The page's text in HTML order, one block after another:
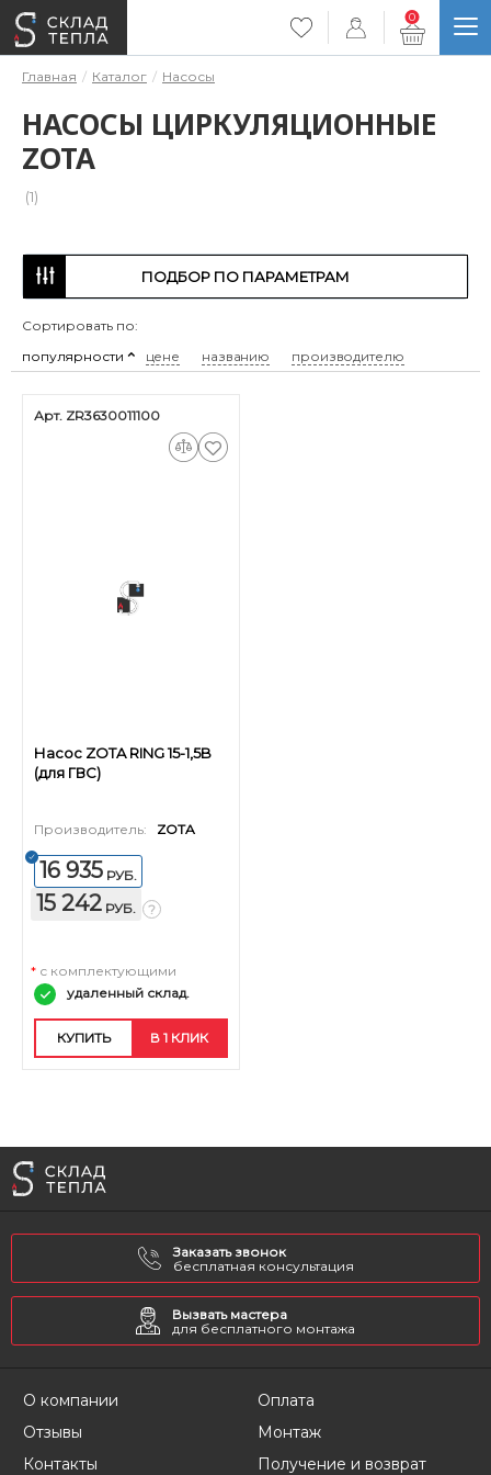
0
Главная Каталог Насосы
НАСОСЫ ЦИРКУЛЯЦИОННЫЕ
ZOTA
(1)
ПОДБОР ПО ПАРАМЕТРАМ
Сортировать по:
популярности
цене названию производителю
Арт. ZR3630011100
Насос ZOTA RING 15-1,5B
(для ГВС)
Производитель: ZOTA
16 935 РУБ.
15 242 РУБ.
* с комплектующими
удаленный склад.
КУПИТЬ В 1 КЛИК
Заказать звонок
бесплатная консультация
Вызвать мастера
для бесплатного монтажа
О компании
Отзывы
Контакты
Оплата
Монтаж
Получение и возврат